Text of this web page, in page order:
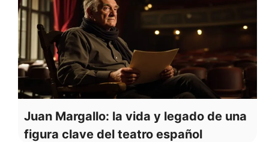
Juan Margallo: la vida y legado de una
figura clave del teatro español